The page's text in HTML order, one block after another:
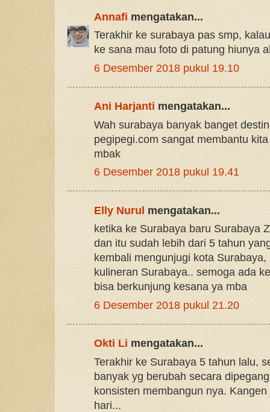
Annafi mengatakan...
Terakhir ke surabaya pas smp,
ke sana mau foto di patung hiunya
6 Desember 2018 pukul 19.10
Ani Harjanti mengatakan...
Wah surabaya banyak banget
pegipegi.com sangat membantu
mbak
6 Desember 2018 pukul 19.41
Elly Nurul mengatakan...
ketika ke Surabaya baru Surabaya
dan itu sudah lebih dari 5 tahun
kembali mengunjugi kota
kulineran Surabaya.. semoga ada
bisa berkunjung kesana ya mba
6 Desember 2018 pukul 21.20
Okti Li mengatakan...
Terakhir ke Surabaya 5 tahun lalu,
banyak yg berubah secara
konsisten membangun nya.
hari...